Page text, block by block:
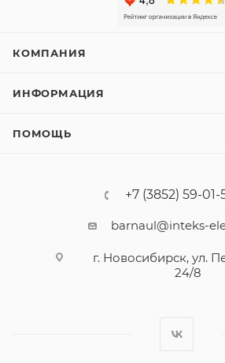
КОМПАНИЯ
ИНФОРМАЦИЯ
ПОМОЩЬ
+7 (3852) 59-01-
barnaul@inteks-
г. Новосибирск, ул.
24/8